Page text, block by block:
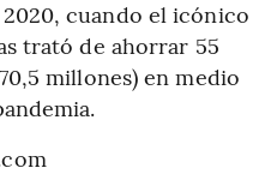
cuando el icónico
trató de ahorrar 55
millones) en medio